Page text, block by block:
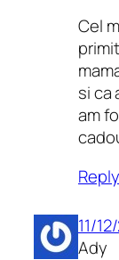
Cel
si ca
am
Reply
11/
Ady